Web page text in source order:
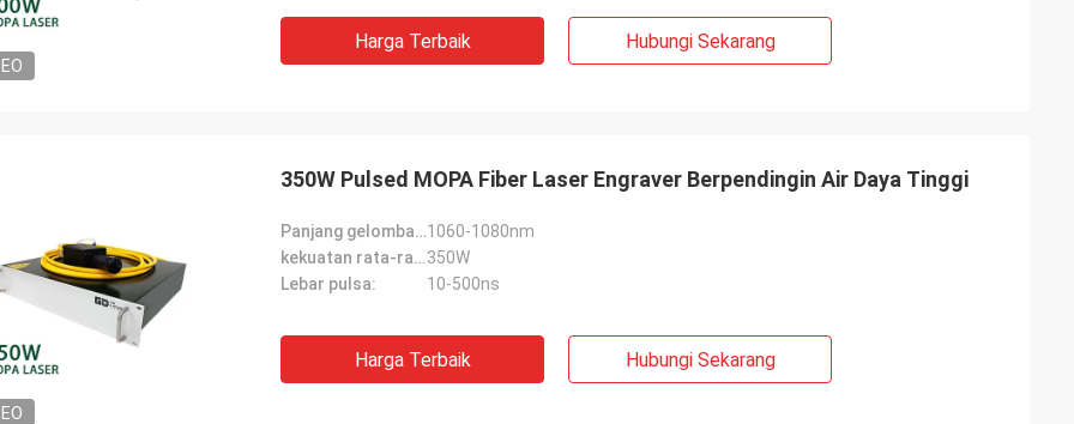
Harga Terbaik Hubungi Sekarang
350W Pulsed MOPA Fiber Laser Engraver Berpendingin Air Daya Tinggi
Panjang gelombang pusat:1060-1080nm
kekuatan rata-rata:350W
Lebar pulsa:
10-500ns
Harga Terbaik Hubungi Sekarang